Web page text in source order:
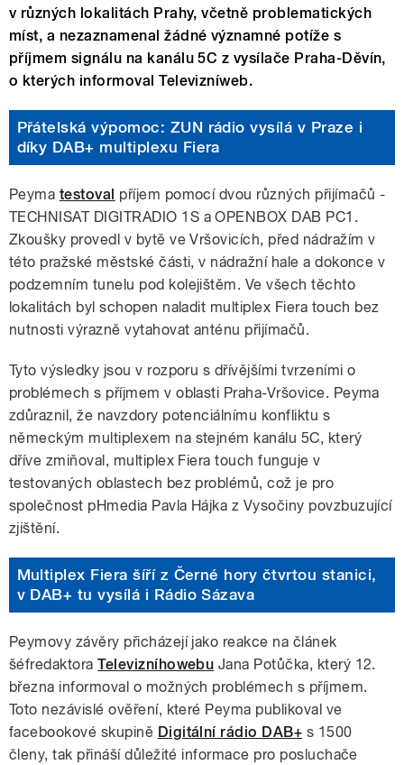
v různých lokalitách Prahy, včetně problematických
míst, a nezaznamenal žádné významné potíže s
příjmem signálu na kanálu 5C z vysílače Praha-Děvín,
o kterých informoval Televizníweb.
Přátelská výpomoc: ZUN rádio vysílá v Praze i
díky DAB+ multiplexu Fiera
Peyma testoval příjem pomocí dvou různých přijímačů -
TECHNISAT DIGITRADIO 1S a OPENBOX DAB PC1.
Zkoušky provedl v bytě ve Vršovicích, před nádražím v
této pražské městské části, v nádražní hale a dokonce v
podzemním tunelu pod kolejištěm. Ve všech těchto
lokalitách byl schopen naladit multiplex Fiera touch bez
nutnosti výrazně vytahovat anténu přijímačů.
Tyto výsledky jsou v rozporu s dřívějšími tvrzeními o
problémech s příjmem v oblasti Praha-Vršovice. Peyma
zdůraznil, že navzdory potenciálnímu konfliktu s
německým multiplexem na stejném kanálu 5C, který
dříve zmiňoval, multiplex Fiera touch funguje v
testovaných oblastech bez problémů, což je pro
společnost pHmedia Pavla Hájka z Vysočiny povzbuzující
zjištění.
Multiplex Fiera šíří z Černé hory čtvrtou stanici,
v DAB+ tu vysílá i Rádio Sázava
Peymovy závěry přicházejí jako reakce na článek
šéfredaktoraTelevizníhowebu Jana Potůčka, který 12.
března informoval o možných problémech s příjmem.
Toto nezávislé ověření, které Peyma publikoval ve
facebookové skupině Digitální rádio DAB+ s 1500
členy, tak přináší důležité informace pro posluchače